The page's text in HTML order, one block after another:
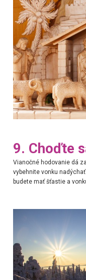
9. Choďte
Vianočné hodovanie dá
vybehnite vonku
budete mať šťastie a